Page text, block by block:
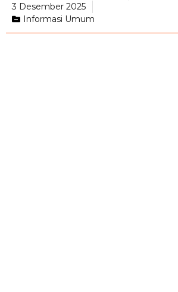
3 Desember 2025
Informasi Umum